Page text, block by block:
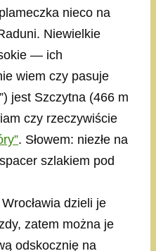
nieco na
Niewielkie
— ich
wiem czy pasuje
jest Szczytna (466 m
czy rzeczywiście
. Słowem: niezłe na
szlakiem pod
dzieli je
zatem można je
odskocznię na